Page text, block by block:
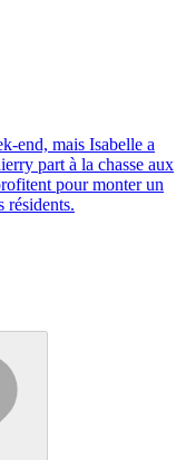
end, mais Isabelle a
part à la chasse aux
pour monter un
résidents.